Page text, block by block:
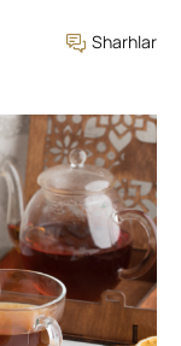
Sharhlar